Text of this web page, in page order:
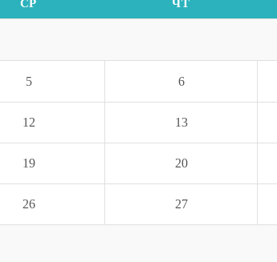
СР ЧТ
5 6
12 13
19 20
26 27